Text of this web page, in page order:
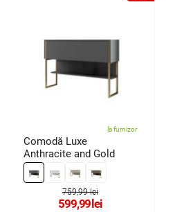
la furnizor
Comodă Luxe
Anthracite and Gold
759,99 lei
599,99lei